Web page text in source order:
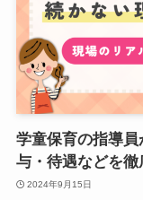
学童保育の指導
与・待遇などを徹
2024年9月15日